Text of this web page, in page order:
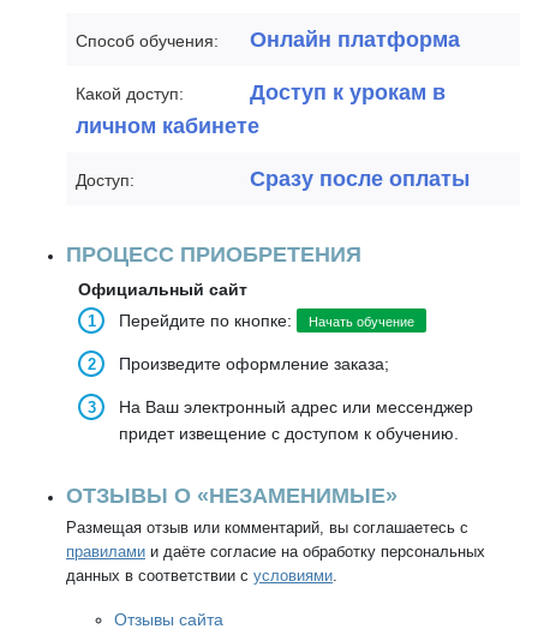
Способ обучения: Онлайн платформа
Какой доступ:
Доступ к урокам в
личном кабинете
Доступ: Сразу после оплаты
ПРОЦЕСС ПРИОБРЕТЕНИЯ
Официальный сайт
Перейдите по кнопке:
Начать обучение
Произведите оформление заказа;
На Ваш электронный адрес или мессенджер
придет извещение с доступом к обучению.
ОТЗЫВЫ О «НЕЗАМЕНИМЫЕ»
Размещая отзыв или комментарий, вы соглашаетесь с
правилами и даёте согласие на обработку персональных
данных в соответствии с условиями.
Отзывы сайта